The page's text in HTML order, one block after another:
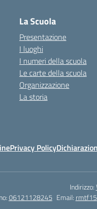
La Scuola
Presentazione
I luoghi
I numeri della scuola
Le carte della scuola
Organizzazione
La storia
Privacy Policy
Indirizzo:
06121128245 Email: